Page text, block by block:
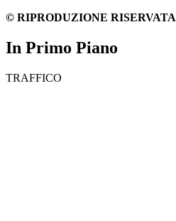
© RIPRODUZIONE RISERVATA
In Primo Piano
TRAFFICO